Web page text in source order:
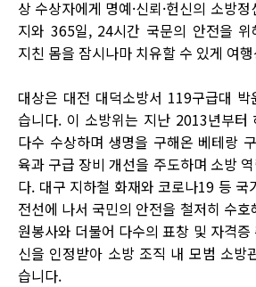
상 수상자에게 명예·신뢰·헌신의 소방
지와 365일, 24시간 국문의 안전을 위
지친 몸을 잠시나마 치유할 수 있게 여
대상은 대전 대덕소방서 119구급대 박
습니다. 이 소방위는 지난 2013년부터
다수 수상하며 생명을 구해온 베테랑
육과 구급 장비 개선을 주도하며 소방
다. 대구 지하철 화재와 코로나19 등 국
전선에 나서 국민의 안전을 철저히 수
원봉사와 더불어 다수의 표창 및 자격증
신을 인정받아 소방 조직 내 모범 소방
습니다.